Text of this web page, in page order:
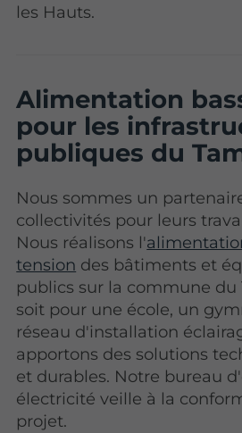
les Hauts.
Alimentation
pour les
publiques du
Nous sommes un
collectivités pour leurs
Nous réalisons l'
tension des bâtiments et
publics sur la commune du
soit pour une école, un
réseau d'installation
apportons des solutions
et durables. Notre bureau
électricité veille à la
projet.